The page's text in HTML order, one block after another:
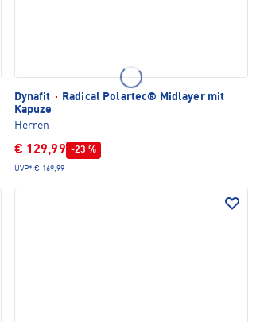
Dynafit ·
Radical Polartec® Midlayer mit
Kapuze
Herren
€ 129,99 -23 %
UVP* € 169,99